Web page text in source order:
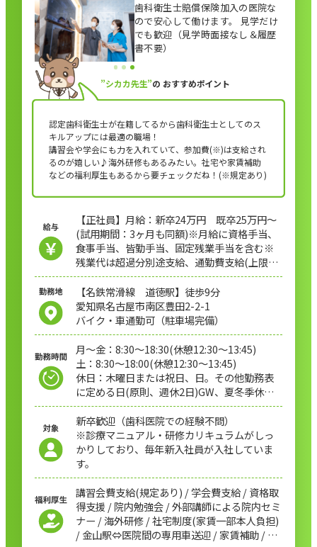
歯科衛生士賠償保険加入の医院な
ので安心して働けます。 見学だけ
でも歓迎（見学時面接なし＆履歴
書不要）
”シカカ先生”の おすすめポイント
認定歯科衛生士が在籍してるから歯科衛生士としてのス
キルアップには最適の職場！
講習会や学会にも力を入れていて、参加費(※)は支給され
るのが嬉しい♪海外研修もあるみたい。社宅や家賃補助
などの福利厚生もあるから要チェックだね！(※規定あり)
【正社員】月給：新卒24万円 既卒25万円〜
(試用期間：3ヶ月も同額)※月給に資格手当、
食事手当、皆勤手当、固定残業手当を含む※
残業代は超過分別途支給、通勤費支給(上限
20,000円/月)
【パート】時給1,700円〜(試用期間：3ヶ月も
同額)
【名鉄常滑線 道徳駅】徒歩9分
愛知県名古屋市南区豊田2-2-1
バイク・車通勤可（駐車場完備）
月〜金：8:30～18:30(休憩12:30〜13:45)
土：8:30～18:00(休憩12:30〜13:45)
休日：木曜日または祝日、日。その他勤務表
に定める日(原則、週休2日)GW、夏冬季休
暇。有給休暇法定通り。
新卒歓迎（歯科医院での経験不問）
※診療マニュアル・研修カリキュラムがしっ
かりしており、毎年新入社員が入社していま
す。
講習会費支給(規定あり) / 学会費支給 / 資格取
得支援 / 院内勉強会 / 外部講師による院内セミ
ナー / 海外研修 / 社宅制度(家賃一部本人負担)
/ 金山駅⇔医院間の専用車送迎 / 家賃補助 / ス